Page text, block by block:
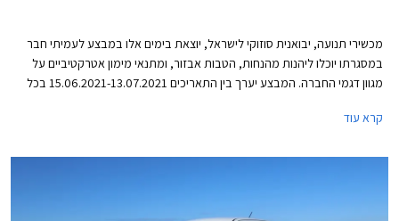
מכשירי תנועה, יבואנית סוזוקי לישראל, יוצאת בימים אלו במבצע לעמיתי חבר
במסגרתו יוכלו ליהנות מהנחות, הטבות אבזור, ומתנאי מימון אטרקטיביים על
מגוון דגמי החברה. המבצע יערך בין התאריכים 15.06.2021-13.07.2021 בכל
קרא עוד